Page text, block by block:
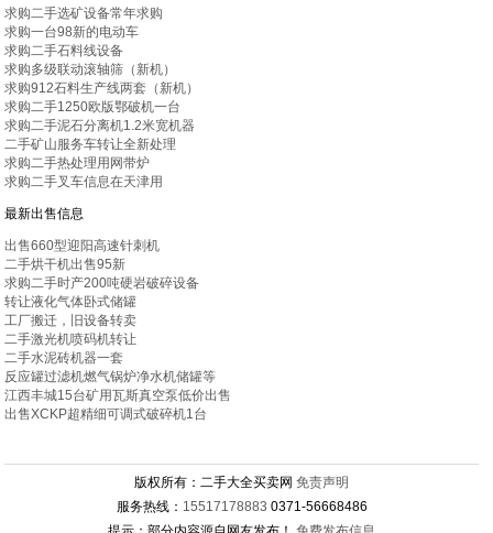
求购二手选矿设备常年求购
求购一台98新的电动车
求购二手石料线设备
求购多级联动滚轴筛（新机）
求购912石料生产线两套（新机）
求购二手1250欧版鄂破机一台
求购二手泥石分离机1.2米宽机器
二手矿山服务车转让全新处理
求购二手热处理用网带炉
求购二手叉车信息在天津用
最新出售信息
出售660型迎阳高速针刺机
二手烘干机出售95新
求购二手时产200吨硬岩破碎设备
转让液化气体卧式储罐
工厂搬迁，旧设备转卖
二手激光机喷码机转让
二手水泥砖机器一套
反应罐过滤机燃气锅炉净水机储罐等
江西丰城15台矿用瓦斯真空泵低价出售
出售XCKP超精细可调式破碎机1台
版权所有：二手大全买卖网免责声明
服务热线： 15517178883 0371-56668486